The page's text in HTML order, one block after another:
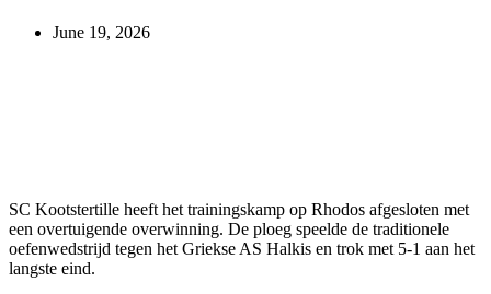
June 19, 2026
SC Kootstertille heeft het trainingskamp op Rhodos afgesloten met
een overtuigende overwinning. De ploeg speelde de traditionele
oefenwedstrijd tegen het Griekse AS Halkis en trok met 5-1 aan het
langste eind.